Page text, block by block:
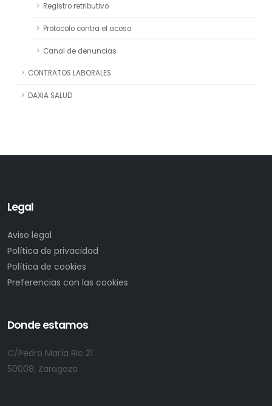
Registro retributivo
Protocolo contra el acoso
Canal de denuncias
CONTRATOS LABORALES
DAXIA SALUD
Legal
Aviso legal
Política de privacidad
Política de cookies
Preferencias con las cookies
Donde estamos
C/Pedro María Ric 21
50008, Zaragoza